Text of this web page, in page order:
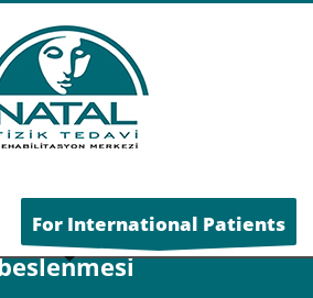
For International Patients
TAGGED "ÇOCUĞUN BESLENMESI"